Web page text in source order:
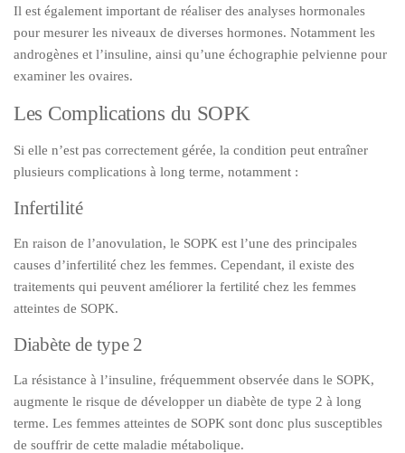
Il est également important de réaliser des analyses hormonales
pour mesurer les niveaux de diverses hormones. Notamment les
androgènes et l’insuline, ainsi qu’une échographie pelvienne pour
examiner les ovaires.
Les Complications du SOPK
Si elle n’est pas correctement gérée, la condition peut entraîner
plusieurs complications à long terme, notamment :
Infertilité
En raison de l’anovulation, le SOPK est l’une des principales
causes d’infertilité chez les femmes. Cependant, il existe des
traitements qui peuvent améliorer la fertilité chez les femmes
atteintes de SOPK.
Diabète de type 2
La résistance à l’insuline, fréquemment observée dans le SOPK,
augmente le risque de développer un diabète de type 2 à long
terme. Les femmes atteintes de SOPK sont donc plus susceptibles
de souffrir de cette maladie métabolique.